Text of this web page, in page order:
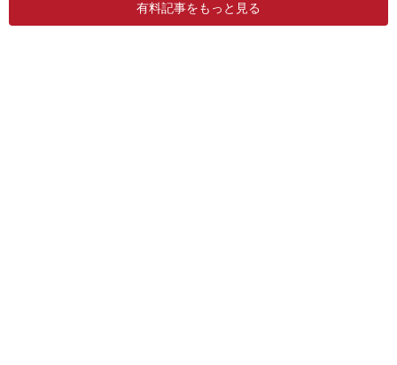
有料記事をもっと見る